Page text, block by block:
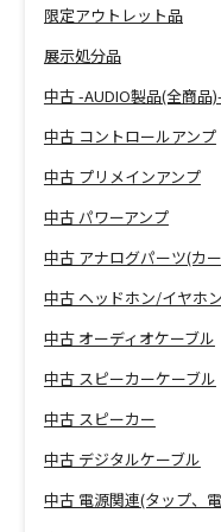
限定アウトレット品
展示処分品
中古 -AUDIO製品(全商品)-
中古 コントロールアンプ
中古 プリメインアンプ
中古 パワーアンプ
中古 ヘッドホン/イヤホ
中古 オーディオケーブル
中古 スピーカーケーブル
中古 スピーカー
中古 デジタルケーブル
中古 電源関連(タップ、